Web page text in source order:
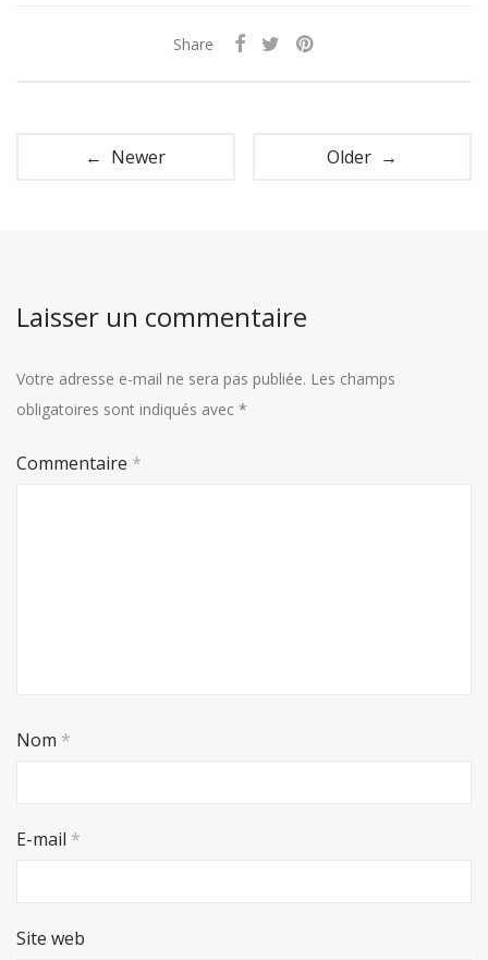
Share
← Newer Older →
Laisser un commentaire
Votre adresse e-mail ne sera pas publiée. Les champs
obligatoires sont indiqués avec *
Commentaire *
Nom *
E-mail *
Site web